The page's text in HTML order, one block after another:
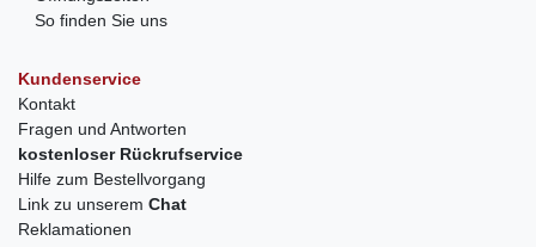
So finden Sie uns
Kundenservice
Kontakt
Fragen und Antworten
kostenloser Rückrufservice
Hilfe zum Bestellvorgang
Link zu unserem Chat
Reklamationen